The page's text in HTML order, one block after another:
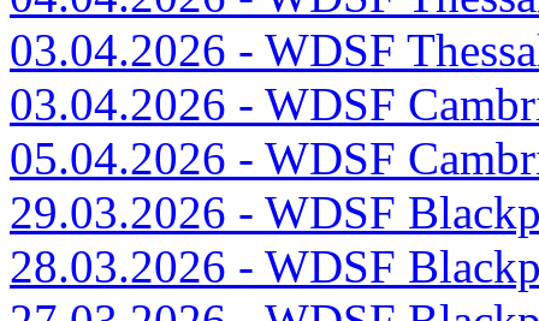
03.04.2026 - WDSF
03.04.2026 - WDSF
05.04.2026 - WDSF
29.03.2026 - WDSF
28.03.2026 - WDSF